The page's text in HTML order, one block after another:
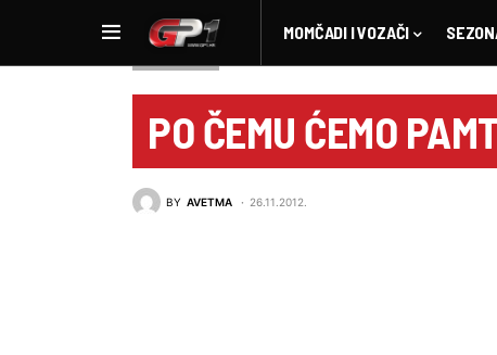
MOMČADI I VOZAČI
PO ČEMU ĆEMO
BY AVETMA 26.11.2012.